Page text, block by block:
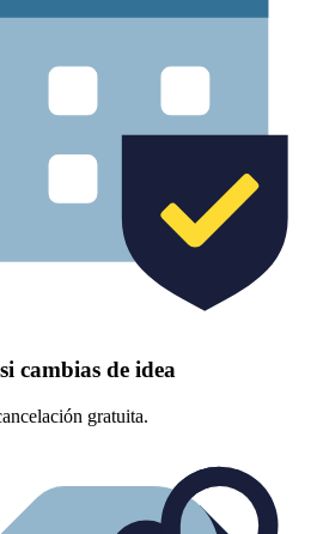
cambias de idea
gratuita.